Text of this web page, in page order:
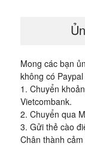
Mong các bạn
không có
1. Chuyển
Vietcombank.
2. Chuyển qua
3. Gửi thẻ cào
Chân thành cảm